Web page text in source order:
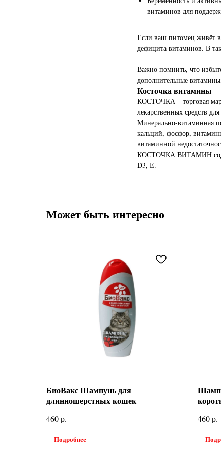
витаминов для
Если ваш питомец живёт в
дефицита витаминов. В
Важно помнить, что
дополнительные
Косточка витамины
КОСТОЧКА – торговая
лекарственных средств
Минерально-витаминная
кальций, фосфор,
витаминной
КОСТОЧКА ВИТАМИН
D3, Е.
Может быть интересно
БиоВакс Шампунь для
длинношерстных кошек
460р.
Подробнее
460р.